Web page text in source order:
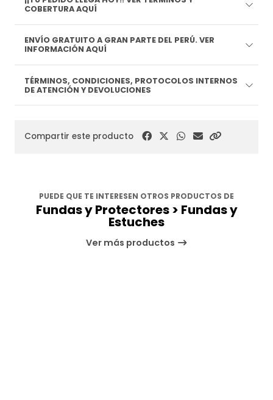
COBERTURA AQUÍ
ENVÍO GRATUITO A GRAN PARTE DEL PERÚ. VER
INFORMACIÓN AQUÍ
TÉRMINOS, CONDICIONES, PROTOCOLOS INTERNOS
DE ATENCIÓN Y DEVOLUCIONES
Compartir este producto
PUEDE QUE TE INTERESEN OTROS PRODUCTOS DE
Fundas y Protectores > Fundas y
Estuches
Ver más productos